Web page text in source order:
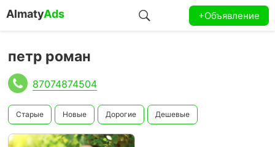
AlmatyAds +Объявление
петр роман
87074874504
Старые Новые Дорогие Дешевые